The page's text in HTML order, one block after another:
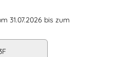
31.07.2026 bis zum